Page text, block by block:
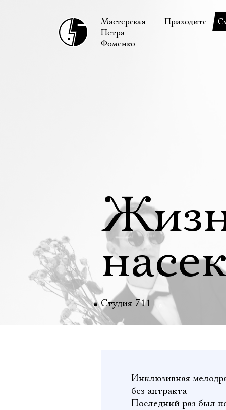
Мастерская
Петра
Фоменко
Приходите
Студия 711
Инклюзивная
без антракта
Последний раз был